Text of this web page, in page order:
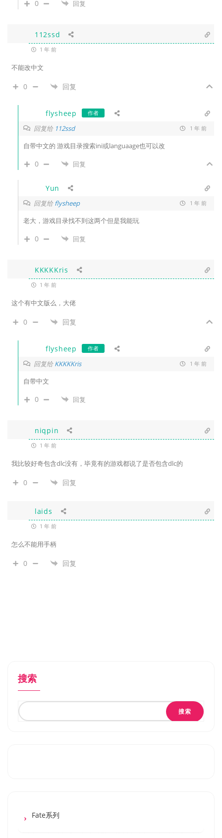
0 回复
112ssd
1 年 前
不能改中文
0 回复
flysheep 作者
回复给 112ssd 1 年 前
自带中文的 游戏目录搜索ini或languaage也可以改
0 回复
Yun
回复给flysheep 1 年 前
老大，游戏目录找不到这两个但是我能玩
0 回复
KKKKKris
1 年 前
这个有中文版么，大佬
0 回复
flysheep 作者
回复给KKKKKris 1 年 前
自带中文
0 回复
niqpin
1 年 前
我比较好奇包含dlc没有，毕竟有的游戏都说了是否包含dlc的
0 回复
laids
1 年 前
怎么不能用手柄
0 回复
搜索
搜索
Fate系列